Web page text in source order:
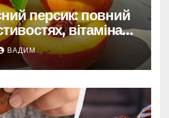
персик: повний
вітамінах і
ВАДИМ